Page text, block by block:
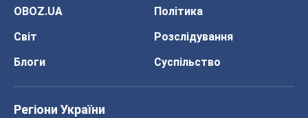
OBOZ.UA
Політика
Світ
Розслідування
Блоги
Суспільство
Регіони України